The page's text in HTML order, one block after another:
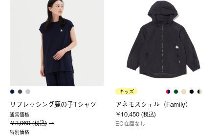
リフレッシング鹿の子Tシャツ
通常価格
￥3,960 (税込)
特別価格
キッズ
アネモスシェル（Family）
￥10,450 (税込)
EC在庫なし